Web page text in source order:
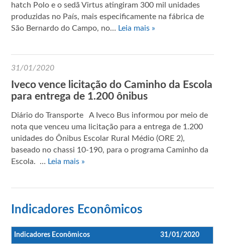
hatch Polo e o sedã Virtus atingiram 300 mil unidades
produzidas no País, mais especificamente na fábrica de
São Bernardo do Campo, no… Leia mais »
31/01/2020
Iveco vence licitação do Caminho da Escola
para entrega de 1.200 ônibus
Diário do Transporte A Iveco Bus informou por meio de
nota que venceu uma licitação para a entrega de 1.200
unidades do Ônibus Escolar Rural Médio (ORE 2),
baseado no chassi 10-190, para o programa Caminho da
Escola. … Leia mais »
Indicadores Econômicos
Indicadores Econômicos 31/01/2020